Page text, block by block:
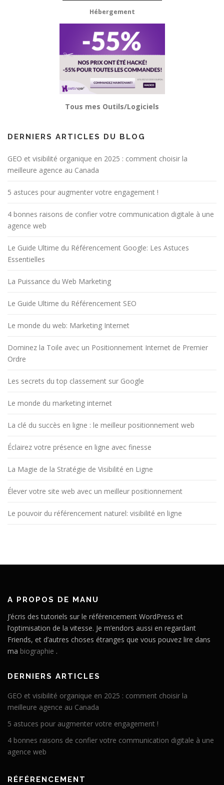
Hébergement
Tous mes Outils/Logiciels
DERNIERS ARTICLES DU BLOG
GEO et visibilité organique en 2025 : comment choisir la
meilleure agence au Canada
5 astuces pour augmenter votre engagement !
4 bonnes raisons de confier votre communication digitale à une
agence web
Le Guide Ultime du Référencement Google: Les Astuces
Essentielles
La Puissance du Web Marketing
Le Guide Ultime du Référencement SEO
Le monde du web: Marketing Internet
Dominez la Toile avec un Positionnement Internet de Premier
Ordre
Les secrets du top classement sur Google
Le monde du marketing internet
La clé du succès en ligne : le meilleur positionnement web
Éclairez votre présence en ligne avec finesse
La Magie de la Stratégie de Visibilité en Ligne
Élever votre site web avec un meilleur positionnement
Le pouvoir du référencement naturel: visibilité en ligne
A PROPOS DE MANU
J’écris des tutoriels sur le référencement WordPress et
l’optimisation de la vitesse. Je m’endors aussi en regardant
Friends, et d’autres choses étranges que vous pouvez lire dans
ma biographie .
DERNIERS ARTICLES
GEO et visibilité organique en 2025 : comment choisir la
meilleure agence au Canada
5 astuces pour augmenter votre engagement !
4 bonnes raisons de confier votre communication digitale à une
agence web
RÉFÉRENCEMENT